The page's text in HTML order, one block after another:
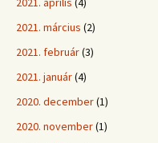
2021. március (2)
2021. február(3)
2021. január(4)
2020. december(1)
2020. november(1)